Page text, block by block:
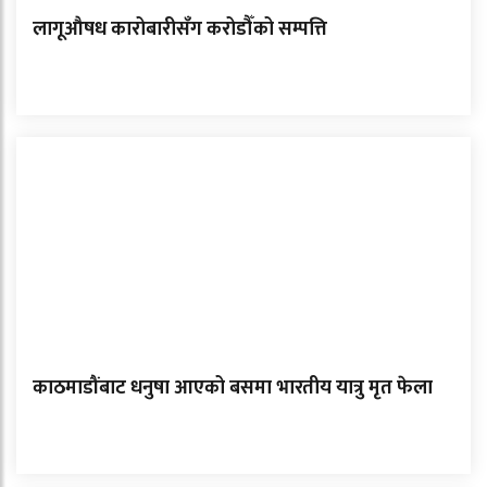
लागूऔषध कारोबारीसँग करोडौँको सम्पत्ति
काठमाडौंबाट धनुषा आएको बसमा भारतीय यात्रु मृत फेला